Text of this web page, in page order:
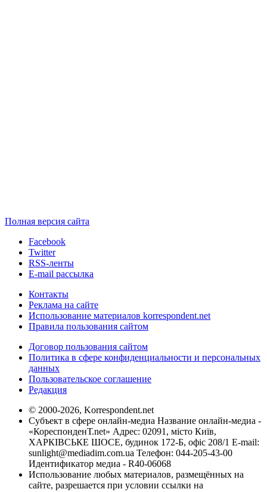
Полная версия сайта
Facebook
Twitter
RSS-ленты
E-mail рассылка
Контакты
Реклама на сайте
Использование материалов korrespondent.net
Правила пользования сайтом
Договор пользования сайтом
Политика в сфере конфиденциальности и персональных
данных
Пользовательское соглашение
Редакция
© 2000-2026, Korrespondent.net
Субъект в сфере онлайн-медиа Название онлайн-медиа -
«КореспонденТ.net» Адрес: 02091, місто Київ,
ХАРКІВСЬКЕ ШОСЕ, будинок 172-Б, офіс 208/1 E-mail:
sunlight@mediadim.com.ua Телефон: 044-205-43-00
Идентификатор медиа - R40-06068
Использование любых материалов, размещённых на
сайте, разрешается при условии ссылки на